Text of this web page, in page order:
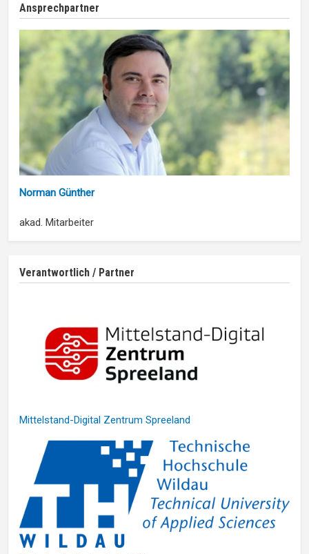
Ansprechpartner
Norman Günther
akad. Mitarbeiter
Verantwortlich / Partner
Mittelstand-Digital Zentrum Spreeland